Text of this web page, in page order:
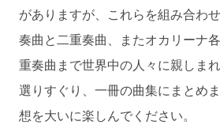
がありますが、これらを組み合わ
奏曲と二重奏曲、またオカリーナ
重奏曲まで世界中の人々に親しま
選りすぐり、一冊の曲集にまとめ
想を大いに楽しんでください。